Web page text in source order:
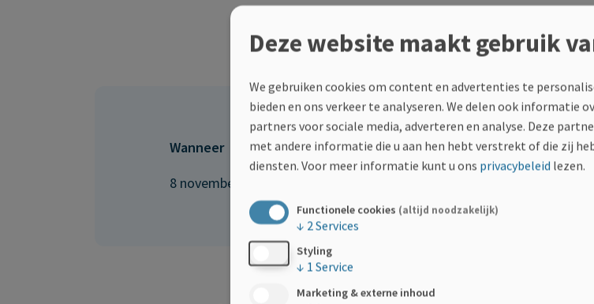
Wanneer
8 november 2026 - 10:00
Locatie
Deze website maakt gebruik
We gebruiken cookies om content en advertenties te
bieden en ons verkeer te analyseren. We delen ook informatie
partners voor sociale media, adverteren en analyse. Deze
met andere informatie die u aan hen hebt verstrekt of die zij
diensten. Voor meer informatie kunt u ons privacybeleid lezen.
Functionele cookies (altijd noodzakelijk)
↓ 2Services
Styling
↓ 1 Service
Marketing & externe inhoud